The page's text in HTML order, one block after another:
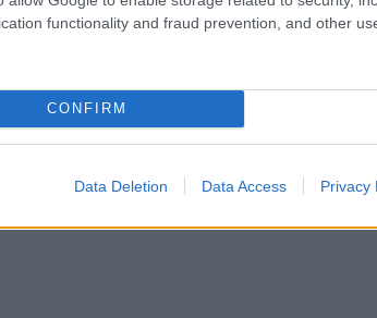
functionality and fraud prevention, and other
CONFIRM
Data Deletion Data Access Privacy